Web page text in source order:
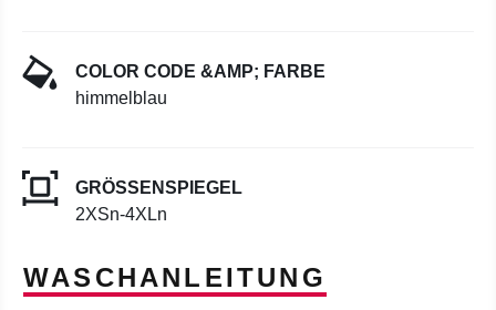
COLOR CODE &AMP; FARBE
himmelblau
GRÖSSENSPIEGEL
2XSn-4XLn
WASCHANLEITUNG